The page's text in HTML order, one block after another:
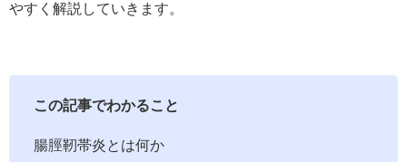
やすく解説していきます。
この記事でわかること
腸脛靭帯炎とは何か